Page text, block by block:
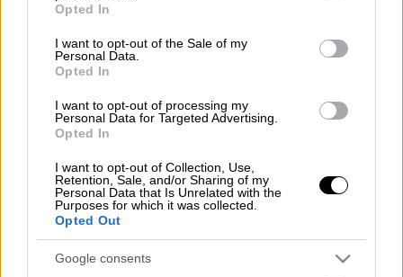
use your data for below specified purposes in below Google
consent section.
Opted In
I want to opt-out of the Sale of my
Personal Data.
Opted In
I want to opt-out of processing my
Personal Data for Targeted Advertising.
Opted In
I want to opt-out of Collection, Use,
Retention, Sale, and/or Sharing of my
Personal Data that Is Unrelated with the
Purposes for which it was collected.
Opted Out
Google consents
Ελλάδα|17.08.2025 22:39
Τραγωδία στο Αιγάλεω: Νεκρή
65χρονη έπειτα από φωτιά σε
διαμέρισμα
Παράλληλα9 τυχεροί
κερδίζουν από100.000 ευρώ.